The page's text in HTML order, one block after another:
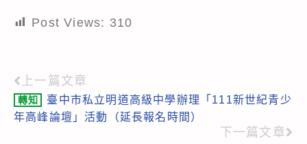
Post Views: 310
Read
more
上一篇文章
轉知
臺中市私立明道高級中學辦理「111新世紀青少
年高峰論壇」活動（延長報名時間）
下一篇文章